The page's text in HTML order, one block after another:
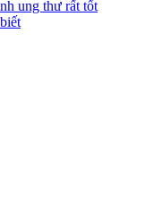
ung thư rất tốt